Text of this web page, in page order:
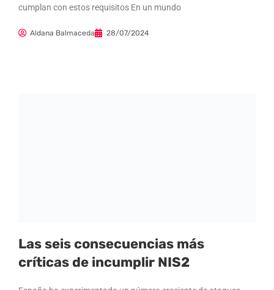
cumplan con estos requisitos En un mundo
Aldana Balmaceda 28/07/2024
Las seis consecuencias más
críticas de incumplir NIS2